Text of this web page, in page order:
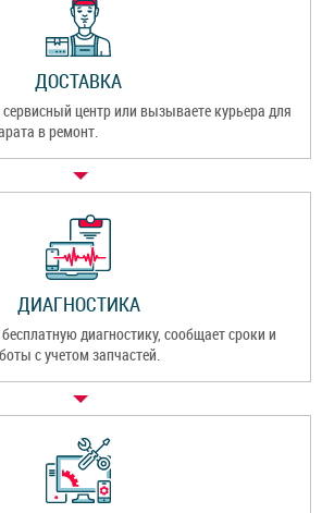
ДОСТАВКА
центр или вызываете курьера для
в ремонт.
ДИАГНОСТИКА
диагностику, сообщает сроки и
с учетом запчастей.